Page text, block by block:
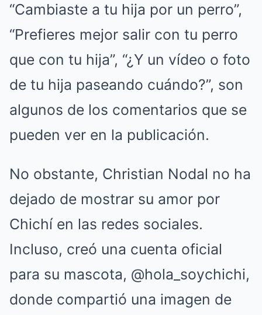
“Cambiaste a tu hija por un perro”,
“Prefieres mejor salir con tu perro
que con tu hija”, “¿Y un vídeo o foto
de tu hija paseando cuándo?”, son
algunos de los comentarios que se
pueden ver en la publicación.
No obstante, Christian Nodal no ha
dejado de mostrar su amor por
Chichí en las redes sociales.
Incluso, creó una cuenta oficial
para su mascota, @hola_soychichi,
donde compartió una imagen de